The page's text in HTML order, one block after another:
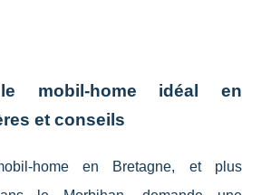
le mobil-home idéal en
et conseils
home en Bretagne, et plus